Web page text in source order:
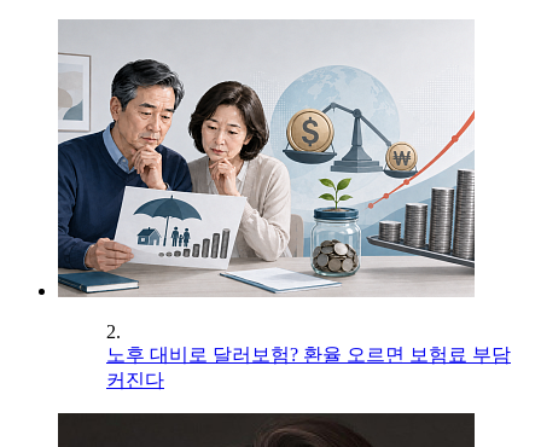
2.
노후 대비로 달러보험? 환율 오르면 보험료 부담
커진다